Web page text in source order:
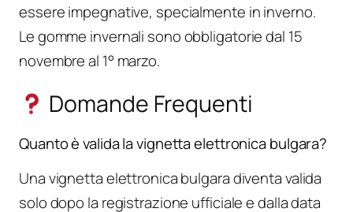
essere impegnative, specialmente in inverno.
Le gomme invernali sono obbligatorie dal 15
novembre al 1° marzo.
Domande Frequenti
Quanto è valida la vignetta elettronica bulgara?
Una vignetta elettronica bulgara diventa valida
solo dopo la registrazione ufficiale e dalla data